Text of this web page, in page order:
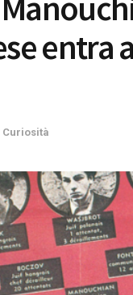
entra
Curiosità